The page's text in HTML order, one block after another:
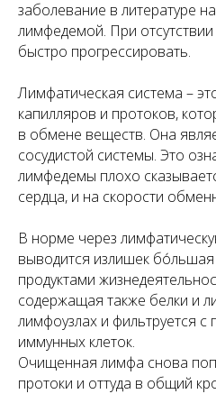
заболевание в литературе
лимфедемой. При
быстро прогрессировать.
Лимфатическая система –
капилляров и протоков,
в обмене веществ. Она
сосудистой системы. Это
лимфедемы плохо
сердца, и на скорости
В норме через
выводится излишек
продуктами
содержащая также белки и
лимфоузлах и фильтруется
иммунных клеток.
Очищенная лимфа снова
протоки и оттуда в общий